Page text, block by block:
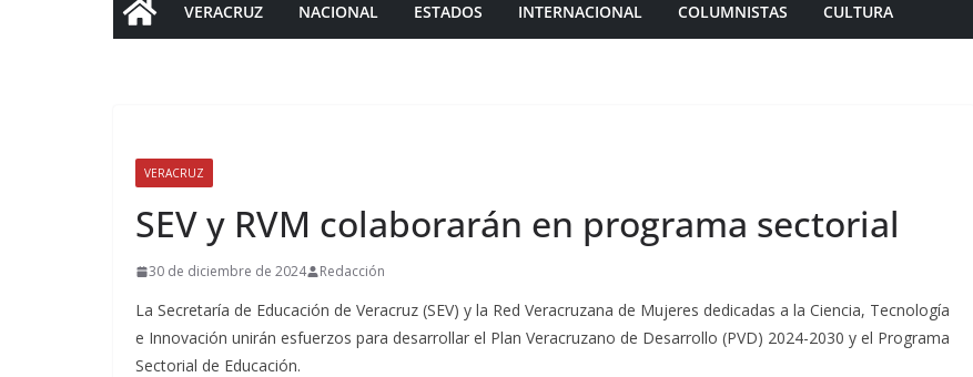
VERACRUZ NACIONAL ESTADOS INTERNACIONAL COLUMNISTAS CULTURA
VERACRUZ
SEV y RVM colaborarán en programa sectorial
30 de diciembre de 2024 Redacción
La Secretaría de Educación de Veracruz (SEV) y la Red Veracruzana de Mujeres dedicadas a la Ciencia, Tecnología
e Innovación unirán esfuerzos para desarrollar el Plan Veracruzano de Desarrollo (PVD) 2024-2030 y el Programa
Sectorial de Educación.